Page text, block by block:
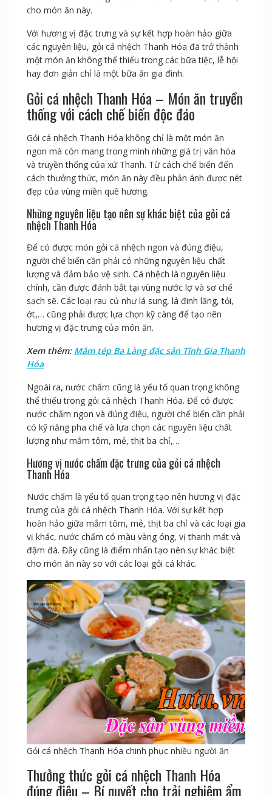
cho món ăn này.
Với hương vị đặc trưng và sự kết hợp hoàn hảo giữa
các nguyên liệu, gỏi cá nhệch Thanh Hóa đã trở thành
một món ăn không thể thiếu trong các bữa tiệc, lễ hội
hay đơn giản chỉ là một bữa ăn gia đình.
Gỏi cá nhệch Thanh Hóa – Món ăn truyền
thống với cách chế biến độc đáo
Gỏi cá nhệch Thanh Hóa không chỉ là một món ăn
ngon mà còn mang trong mình những giá trị văn hóa
và truyền thống của xứ Thanh. Từ cách chế biến đến
cách thưởng thức, món ăn này đều phản ánh được nét
đẹp của vùng miền quê hương.
Những nguyên liệu tạo nên sự khác biệt của gỏi cá
nhệch Thanh Hóa
Để có được món gỏi cá nhệch ngon và đúng điệu,
người chế biến cần phải có những nguyên liệu chất
lượng và đảm bảo vệ sinh. Cá nhệch là nguyên liệu
chính, cần được đánh bắt tại vùng nước lợ và sơ chế
sạch sẽ. Các loại rau củ như lá sung, lá đinh lăng, tỏi,
ớt,… cũng phải được lựa chọn kỹ càng để tạo nên
hương vị đặc trưng của món ăn.
Xem thêm: Mắm tép Ba Làng đặc sản Tĩnh Gia Thanh
Hóa
Ngoài ra, nước chấm cũng là yếu tố quan trọng không
thể thiếu trong gỏi cá nhệch Thanh Hóa. Để có được
nước chấm ngon và đúng điệu, người chế biến cần phải
có kỹ năng pha chế và lựa chọn các nguyên liệu chất
lượng như mắm tôm, mẻ, thịt ba chỉ,…
Hương vị nước chấm đặc trưng của gỏi cá nhệch
Thanh Hóa
Nước chấm là yếu tố quan trọng tạo nên hương vị đặc
trưng của gỏi cá nhệch Thanh Hóa. Với sự kết hợp
hoàn hảo giữa mắm tôm, mẻ, thịt ba chỉ và các loại gia
vị khác, nước chấm có màu vàng óng, vị thanh mát và
đậm đà. Đây cũng là điểm nhấn tạo nên sự khác biệt
cho món ăn này so với các loại gỏi cá khác.
Gỏi cá nhệch Thanh Hóa chinh phục nhiều người ăn
Thưởng thức gỏi cá nhệch Thanh Hóa
đúng điệu – Bí quyết cho trải nghiệm ẩm